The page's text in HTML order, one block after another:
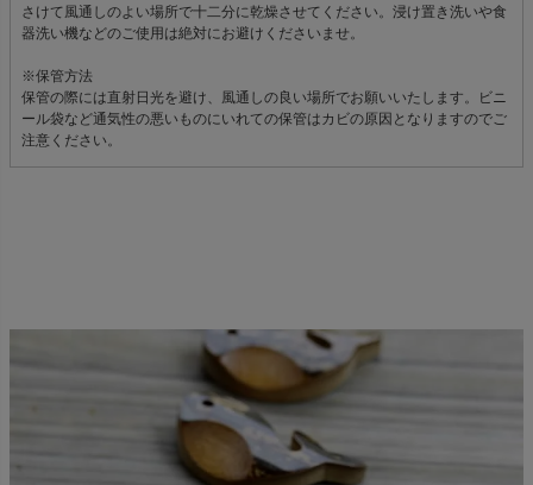
さけて風通しのよい場所で十二分に乾燥させてください。浸け置き洗いや食
器洗い機などのご使用は絶対にお避けくださいませ。
※保管方法
保管の際には直射日光を避け、風通しの良い場所でお願いいたします。ビニ
ール袋など通気性の悪いものにいれての保管はカビの原因となりますのでご
注意ください。